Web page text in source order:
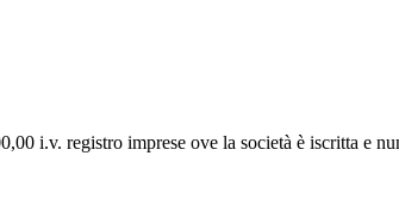
i.v. registro imprese ove la società è iscritta e